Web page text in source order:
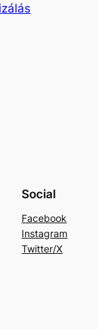
Social
Facebook
Instagram
Twitter/X